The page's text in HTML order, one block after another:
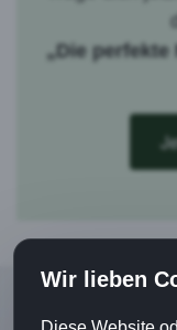
„Die
Wir lieben